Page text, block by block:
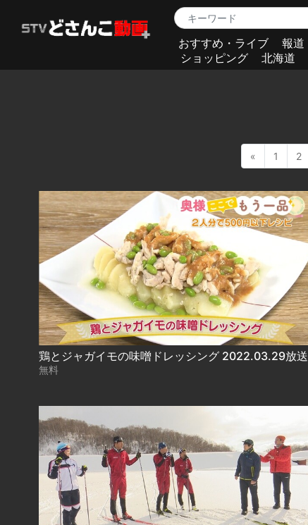
おすすめ・ライブ 報道
ショッピング
北海道
« 1 2
鶏とジャガイモの味噌ドレッシング 2022.03.29放送
無料